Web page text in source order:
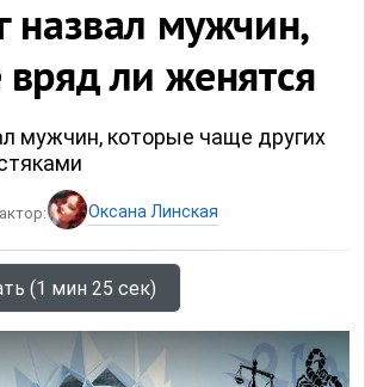
назвал мужчин,
ли женятся
мужчин, которые чаще других
Оксана Линская
(1 мин 25 сек)